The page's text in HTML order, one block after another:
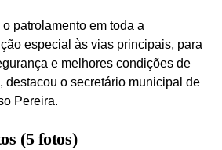
patrolamento em toda a
especial às vias principais, para
e melhores condições de
destacou o secretário municipal de
Pereira.
(5 fotos)